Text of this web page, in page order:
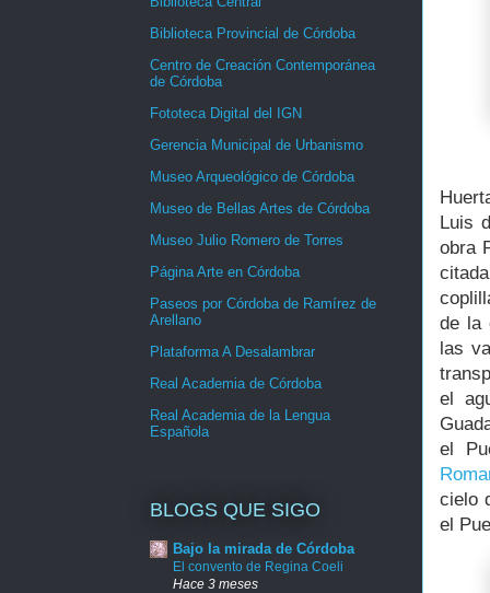
Luis
obra
de la
las
el
el
cielo
el
Biblioteca Provincial de Córdoba
Centro de Creación Contemporánea
de Córdoba
Fototeca Digital del IGN
Gerencia Municipal de Urbanismo
Museo Arqueológico de Córdoba
Museo de Bellas Artes de Córdoba
Museo Julio Romero de Torres
Página Arte en Córdoba
Paseos por Córdoba de Ramírez de
Arellano
Plataforma A Desalambrar
Real Academia de Córdoba
Real Academia de la Lengua
Española
BLOGS QUE SIGO
Bajo la mirada de Córdoba
El convento de Regina Coeli
Hace 3 meses